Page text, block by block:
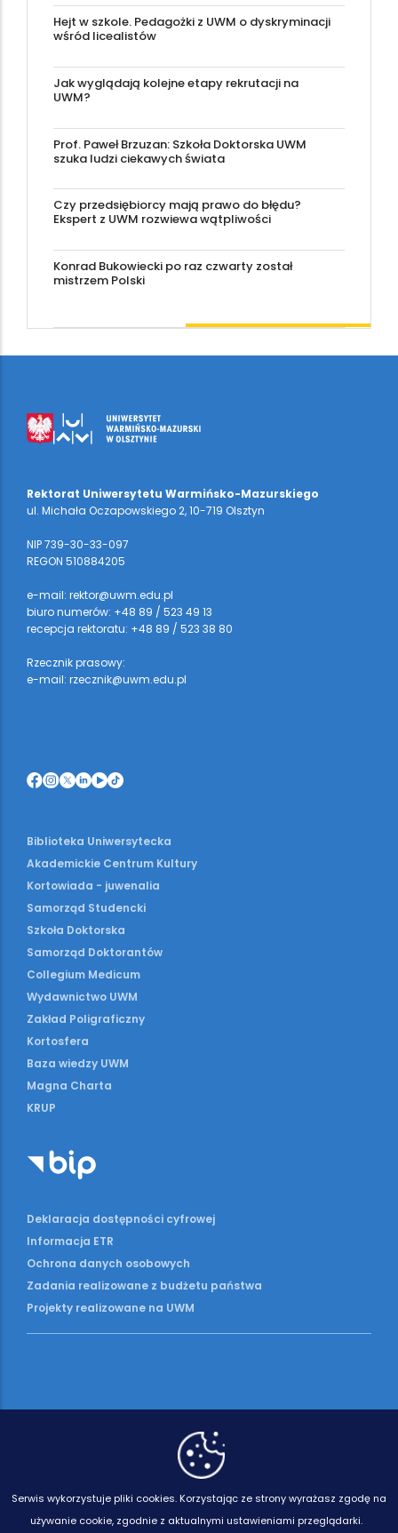
Hejt w szkole. Pedagożki z UWM o dyskryminacji
wśród licealistów
Jak wyglądają kolejne etapy rekrutacji na
UWM?
Prof. Paweł Brzuzan: Szkoła Doktorska UWM
szuka ludzi ciekawych świata
Czy przedsiębiorcy mają prawo do błędu?
Ekspert z UWM rozwiewa wątpliwości
Konrad Bukowiecki po raz czwarty został
mistrzem Polski
Rektorat Uniwersytetu Warmińsko-Mazurskiego
ul. Michała Oczapowskiego 2, 10-719 Olsztyn
NIP 739-30-33-097
REGON 510884205
e-mail: rektor@uwm.edu.pl
biuro numerów: +48 89 / 523 49 13
recepcja rektoratu: +48 89 / 523 38 80
Rzecznik prasowy:
e-mail: rzecznik@uwm.edu.pl
Biblioteka Uniwersytecka
Akademickie Centrum Kultury
Kortowiada - juwenalia
Samorząd Studencki
Szkoła Doktorska
Samorząd Doktorantów
Collegium Medicum
Wydawnictwo UWM
Zakład Poligraficzny
Kortosfera
Baza wiedzy UWM
Magna Charta
KRUP
Deklaracja dostępności cyfrowej
Informacja ETR
Ochrona danych osobowych
Zadania realizowane z budżetu państwa
Projekty realizowane na UWM
Serwis wykorzystuje pliki cookies. Korzystając ze strony wyrażasz zgodę na
używanie cookie, zgodnie z aktualnymi ustawieniami przeglądarki.